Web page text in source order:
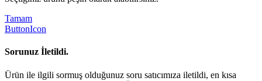
Tamam
ButtonIcon
Sorunuz İletildi.
Ürün ile ilgili sormuş olduğunuz soru satıcımıza iletildi, en kısa